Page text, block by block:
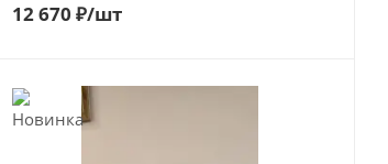
12 670 ₽/шт